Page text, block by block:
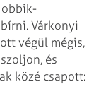
Várkonyi
végül mégis,
és
közé csapott: